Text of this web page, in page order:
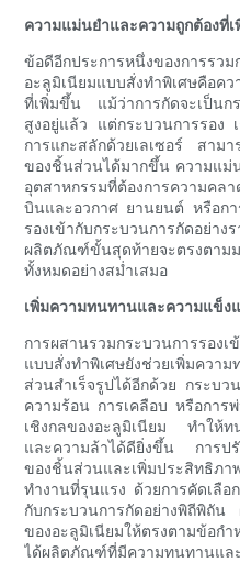
ความแม่นยำและความถูกต้องที่
ข้อดีอีกประการหนึ่งของการรวม
อะลูมิเนียมแบบสั่งทำพิเศษคือค
ที่เพิ่มขึ้น แม้ว่าการกัดจะเป็นก
สูงอยู่แล้ว แต่กระบวนการรอง
การแกะสลักด้วยเลเซอร์ สาม
ของชิ้นส่วนได้มากขึ้น ความแม่
อุตสาหกรรมที่ต้องการความคล
บินและอวกาศ ยานยนต์ หรือก
รองเข้ากับกระบวนการกัดอย่าง
ผลิตภัณฑ์ขั้นสุดท้ายจะตรงตาม
ทั้งหมดอย่างสม่ำเสมอ
เพิ่มความทนทานและความแข็ง
การผสานรวมกระบวนการรอง
แบบสั่งทำพิเศษยังช่วยเพิ่มควา
ส่วนสำเร็จรูปได้อีกด้วย กระบ
ความร้อน การเคลือบ หรือกา
เชิงกลของอะลูมิเนียม ทำให้
และความล้าได้ดียิ่งขึ้น การปรั
ของชิ้นส่วนและเพิ่มประสิทธิภา
ทำงานที่รุนแรง ด้วยการคัดเลือ
กับกระบวนการกัดอย่างพิถีพิถั
ของอะลูมิเนียมให้ตรงตามข้อก
ได้ผลิตภัณฑ์ที่มีความทนทานแล